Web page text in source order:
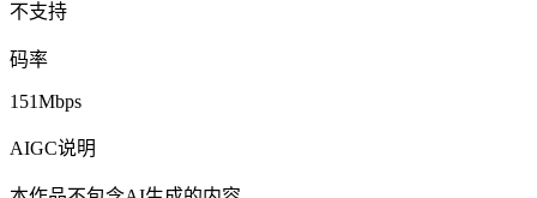
不支持
码率
151Mbps
AIGC说明